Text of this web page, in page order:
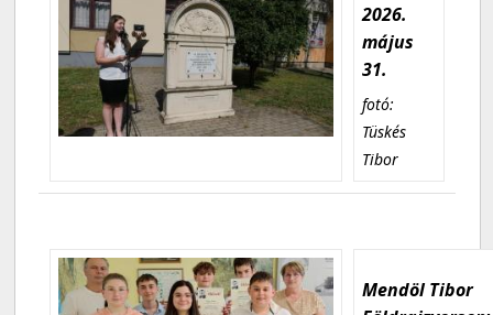
2026.
május
31.
fotó:
Tüskés
Tibor
Mendöl Tibor